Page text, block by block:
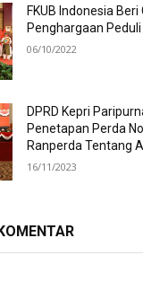
FKUB Indonesia
Penghargaan
06/10/2022
DPRD Kepri
Penetapan Perda
Ranperda Tentang
16/11/2023